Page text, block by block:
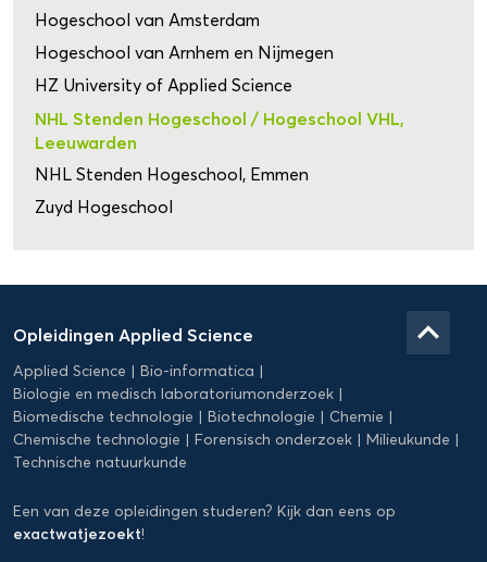
Hogeschool van Amsterdam
Hogeschool van Arnhem en Nijmegen
HZ University of Applied Science
NHL Stenden Hogeschool / Hogeschool VHL,
Leeuwarden
NHL Stenden Hogeschool, Emmen
Zuyd Hogeschool
Applied
Science
Opleidingen Applied Science
Applied Science
Bio-informatica
Biologie en medisch laboratoriumonderzoek
Biomedische technologie
Biotechnologie
Chemie
Chemische technologie
Forensisch onderzoek
Milieukunde
Technische natuurkunde
Een van deze opleidingen studeren? Kijk dan eens op
exactwatjezoekt!
keyboard_arrow_up